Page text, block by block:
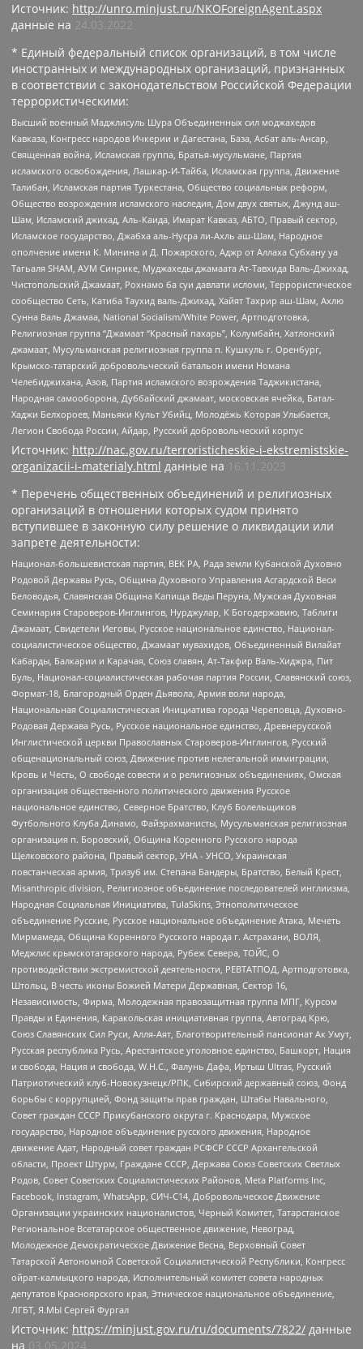
Источник: http://unro.minjust.ru/NKOForeignAgent.aspx
данные на 24.03.2022
* Единый федеральный список организаций, в том числе
иностранных и международных организаций, признанных
в соответствии с законодательством Российской Федерации
террористическими:
Высший военный Маджлисуль Шура Объединенных сил моджахедов
Кавказа, Конгресс народов Ичкерии и Дагестана, База, Асбат аль-Ансар,
Священная война, Исламская группа, Братья-мусульмане, Партия
исламского освобождения, Лашкар-И-Тайба, Исламская группа, Движение
Талибан, Исламская партия Туркестана, Общество социальных реформ,
Общество возрождения исламского наследия, Дом двух святых, Джунд аш-
Шам, Исламский джихад, Аль-Каида, Имарат Кавказ, АБТО, Правый сектор,
Исламское государство, Джабха аль-Нусра ли-Ахль аш-Шам, Народное
ополчение имени К. Минина и Д. Пожарского, Аджр от Аллаха Субхану уа
Тагьаля SHAM, АУМ Синрике, Муджахеды джамаата Ат-Тавхида Валь-Джихад,
Чистопольский Джамаат, Рохнамо ба суи давлати исломи, Террористическое
сообщество Сеть, Катиба Таухид валь-Джихад, Хайят Тахрир аш-Шам, Ахлю
Сунна Валь Джамаа, National Socialism/White Power, Артподготовка,
Религиозная группа “Джамаат “Красный пахарь”, Колумбайн, Хатлонский
джамаат, Мусульманская религиозная группа п. Кушкуль г. Оренбург,
Крымско-татарский добровольческий батальон имени Номана
Челебиджихана, Азов, Партия исламского возрождения Таджикистана,
Народная самооборона, Дуббайский джамаат, московская ячейка, Батал-
Хаджи Белхороев, Маньяки Культ Убийц, Молодёжь Которая Улыбается,
Легион Свобода России, Айдар, Русский добровольческий корпус
Источник: http://nac.gov.ru/terroristicheskie-i-ekstremistskie-
organizacii-i-materialy.html данные на
16.11.2023
* Перечень общественных объединений и религиозных
организаций в отношении которых судом принято
вступившее в законную силу решение о ликвидации или
запрете деятельности:
Национал-большевистская партия, ВЕК РА, Рада земли Кубанской Духовно
Родовой Державы Русь, Община Духовного Управления Асгардской Веси
Беловодья, Славянская Община Капища Веды Перуна, Мужская Духовная
Семинария Староверов-Инглингов, Нурджулар, К Богодержавию, Таблиги
Джамаат, Свидетели Иеговы, Русское национальное единство, Национал-
социалистическое общество, Джамаат мувахидов, Объединенный Вилайат
Кабарды, Балкарии и Карачая, Союз славян, Ат-Такфир Валь-Хиджра, Пит
Буль, Национал-социалистическая рабочая партия России, Славянский союз,
Формат-18, Благородный Орден Дьявола, Армия воли народа,
Национальная Социалистическая Инициатива города Череповца, Духовно-
Родовая Держава Русь, Русское национальное единство, Древнерусской
Инглистической церкви Православных Староверов-Инглингов, Русский
общенациональный союз, Движение против нелегальной иммиграции,
Кровь и Честь, О свободе совести и о религиозных объединениях, Омская
организация общественного политического движения Русское
национальное единство, Северное Братство, Клуб Болельщиков
Футбольного Клуба Динамо, Файзрахманисты, Мусульманская религиозная
организация п. Боровский, Община Коренного Русского народа
Щелковского района, Правый сектор, УНА - УНСО, Украинская
повстанческая армия, Тризуб им. Степана Бандеры, Братство, Белый Крест,
Misanthropic division, Религиозное объединение последователей инглиизма,
Народная Социальная Инициатива, TulaSkins, Этнополитическое
объединение Русские, Русское национальное объединение Атака, Мечеть
Мирмамеда, Община Коренного Русского народа г. Астрахани, ВОЛЯ,
Меджлис крымскотатарского народа, Рубеж Севера, ТОЙС, О
противодействии экстремистской деятельности, РЕВТАТПОД, Артподготовка,
Штольц, В честь иконы Божией Матери Державная, Сектор 16,
Независимость, Фирма, Молодежная правозащитная группа МПГ, Курсом
Правды и Единения, Каракольская инициативная группа, Автоград Крю,
Союз Славянских Сил Руси, Алля-Аят, Благотворительный пансионат Ак Умут,
Русская республика Русь, Арестантское уголовное единство, Башкорт, Нация
и свобода, Нация и свобода, W.H.С., Фалунь Дафа, Иртыш Ultras, Русский
Патриотический клуб-Новокузнецк/РПК, Сибирский державный союз, Фонд
борьбы с коррупцией, Фонд защиты прав граждан, Штабы Навального,
Совет граждан СССР Прикубанского округа г. Краснодара, Мужское
государство, Народное объединение русского движения, Народное
движение Адат, Народный совет граждан РСФСР СССР Архангельской
области, Проект Штурм, Граждане СССР, Держава Союз Советских Светлых
Родов, Совет Советских Социалистических Районов, Meta Platforms Inc,
Facebook, Instagram, WhatsApp, СИЧ-С14, Добровольческое Движение
Организации украинских националистов, Черный Комитет, Татарстанское
Региональное Всетатарское общественное движение, Невоград,
Молодежное Демократическое Движение Весна, Верховный Совет
Татарской Автономной Советской Социалистической Республики, Конгресс
ойрат-калмыцкого народа, Исполнительный комитет совета народных
депутатов Красноярского края, Этническое национальное объединение,
ЛГБТ, Я.МЫ Сергей Фургал
Источник: https://minjust.gov.ru/ru/documents/7822/ данные
на 03.05.2024